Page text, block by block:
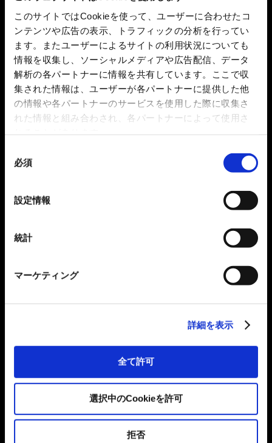
このサイトではCookieを使って、ユーザーに合わせたコ
ンテンツや広告の表示、トラフィックの分析を行ってい
ます。またユーザーによるサイトの利用状況についても
情報を収集し、ソーシャルメディアや広告配信、データ
解析の各パートナーに情報を共有しています。ここで収
集された情報は、ユーザーが各パートナーに提供した他
の情報や各パートナーのサービスを使用した際に収集さ
れた情報と組み合わされ、各パートナーによって使用さ
必須
設定情報
統計
マーケティング
詳細を表示
全て許可
選択中のCookieを許可
拒否